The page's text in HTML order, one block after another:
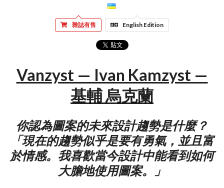
雜誌有售 English Edition
Vanzyst — Ivan Kamzyst —
基輔 烏克蘭
你認為圖案的未來設計趨勢是什麼？
「現在的趨勢似乎是要有勇氣，並且富
於情感。我喜歡當今設計中能看到如何
大膽地使用圖案。」